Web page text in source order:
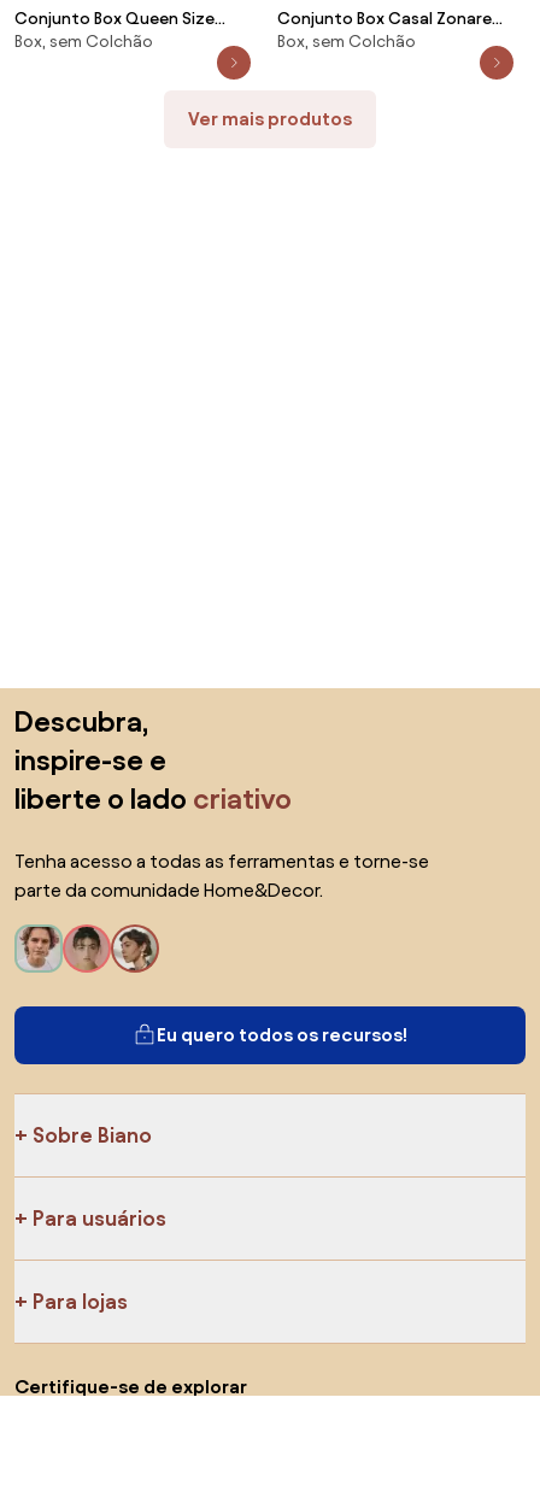
Conjunto Box Queen Size
Zonare One Side Pillow Top
Base Exclusive 158x198cm -
Box, sem Colchão
Conjunto Box Casal Zonare
One Side Pillow Top Base
Exclusive 138X188cm - 67596
Box, sem Colchão
Ver mais produtos
Descubra,
inspire-se e
liberte o lado criativo
Tenha acesso a todas as ferramentas e torne-se
parte da comunidade Home&Decor.
Eu quero todos os recursos!
Sobre Biano
Para usuários
Para lojas
Certifique-se de explorar